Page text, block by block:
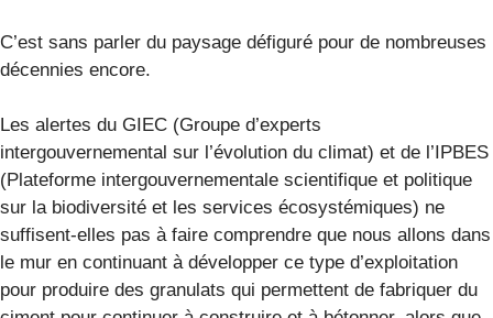
C’est sans parler du paysage défiguré pour de nombreuses
décennies encore.
Les alertes du GIEC (Groupe d’experts
intergouvernemental sur l’évolution du climat) et de l’IPBES
(Plateforme intergouvernementale scientifique et politique
sur la biodiversité et les services écosystémiques) ne
suffisent-elles pas à faire comprendre que nous allons dans
le mur en continuant à développer ce type d’exploitation
pour produire des granulats qui permettent de fabriquer du